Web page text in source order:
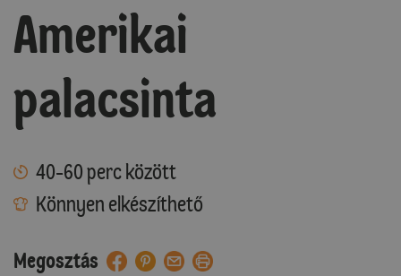
Amerikai
palacsinta
40-60 perc között
Könnyen elkészíthető
Megosztás